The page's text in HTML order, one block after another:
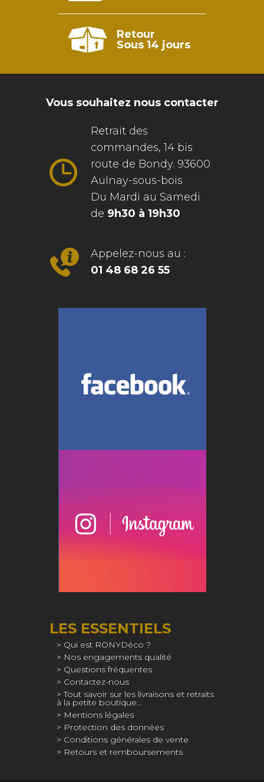
Retour
Sous 14 jours
Vous souhaitez nous contacter
Retrait des
commandes, 14 bis
route de Bondy. 93600
Aulnay-sous-bois
Du Mardi au Samedi
de 9h30 à 19h30
Appelez-nous au :
01 48 68 26 55
LES ESSENTIELS
Qui est RONYDéco ?
Nos engagements qualité
Questions fréquentes
Contactez-nous
Tout savoir sur les livraisons et retraits
à la petite boutique…
Mentions légales
Protection des données
Conditions générales de vente
Retours et remboursements